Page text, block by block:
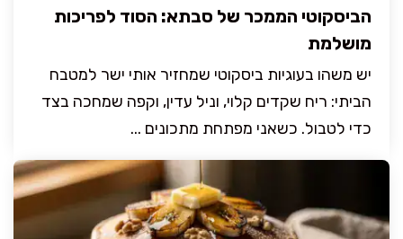
הביסקוטי הממכר של סבתא: הסוד לפריכות
מושלמת
יש משהו בעוגיות ביסקוטי שמחזיר אותי ישר למטבח
הביתי: ריח שקדים קלוי, וניל עדין, וקפה שמחכה בצד
כדי לטבול. כשאני מפתחת מתכונים ...